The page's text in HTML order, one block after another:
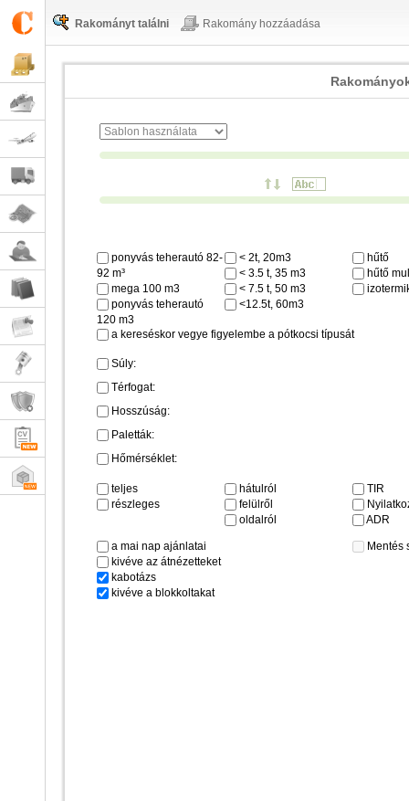
Rakományt találni Rakomány hozzáadása
ponyvás teherautó 82-
92 m³
mega 100 m3
ponyvás teherautó
120 m3
< 2t, 20m3
< 3.5 t, 35 m3
< 7.5 t, 50 m3
<12.5t, 60m3
hűtő
hűtő
a kereséskor vegye figyelembe a pótkocsi típusát
Súly:
Térfogat:
Hosszúság:
Paletták:
Hőmérséklet:
teljes
részleges
hátulról
felülről
oldalról
TIR
ADR
a mai nap ajánlatai
kivéve az átnézetteket
kabotázs
kivéve a blokkoltakat
Mentés